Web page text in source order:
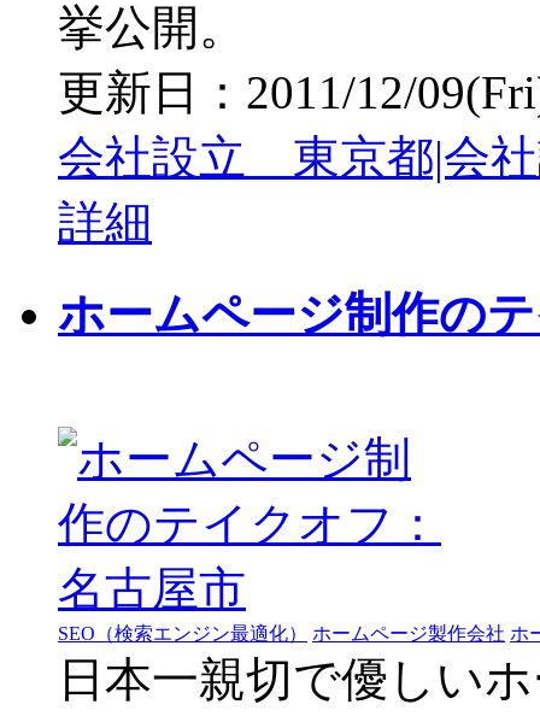
挙公開。
更新日：2011/12/
会社設立 東京都|会
詳細
ホームページ制作の
SEO（検索エンジン最適化） ホームページ製作会社 ホ
日本一親切で優しい